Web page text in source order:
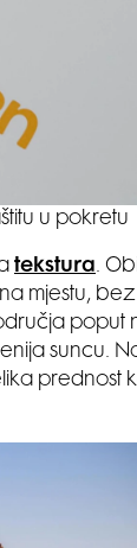
u pokretu
tekstura.
mjestu,
poput
suncu.
prednost